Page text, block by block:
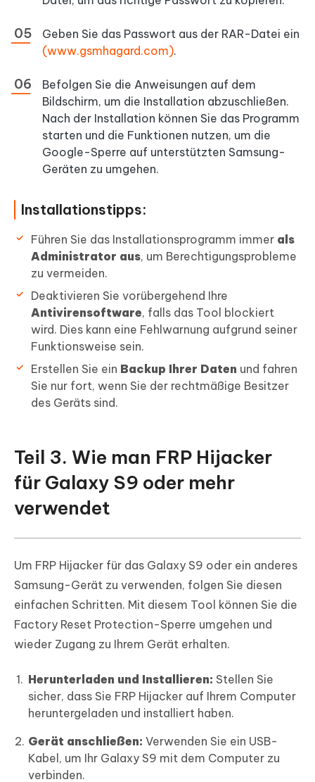
Geben Sie das Passwort aus der RAR-Datei ein
(www.gsmhagard.com).
Befolgen Sie die Anweisungen auf dem
Bildschirm, um die Installation abzuschließen.
Nach der Installation können Sie das Programm
starten und die Funktionen nutzen, um die
Google-Sperre auf unterstützten Samsung-
Geräten zu umgehen.
Installationstipps:
Führen Sie das Installationsprogramm immer als
Administrator aus, um Berechtigungsprobleme
zu vermeiden.
Deaktivieren Sie vorübergehend Ihre
Antivirensoftware, falls das Tool blockiert
wird. Dies kann eine Fehlwarnung aufgrund seiner
Funktionsweise sein.
Erstellen Sie ein Backup Ihrer Daten und fahren
Sie nur fort, wenn Sie der rechtmäßige Besitzer
des Geräts sind.
Teil 3. Wie man FRP Hijacker
für Galaxy S9 oder mehr
verwendet
Um FRP Hijacker für das Galaxy S9 oder ein anderes
Samsung-Gerät zu verwenden, folgen Sie diesen
einfachen Schritten. Mit diesem Tool können Sie die
Factory Reset Protection-Sperre umgehen und
wieder Zugang zu Ihrem Gerät erhalten.
Herunterladen und Installieren: Stellen Sie
sicher, dass Sie FRP Hijacker auf Ihrem Computer
heruntergeladen und installiert haben.
Gerät anschließen: Verwenden Sie ein USB-
Kabel, um Ihr Galaxy S9 mit dem Computer zu
verbinden.